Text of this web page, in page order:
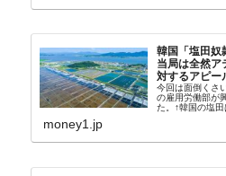
韓国「塩田奴
当局は全然ア
対するアピー
今回は面倒くさ
の雇用労働部が
た。↑韓国の塩田
たといわれます
money1.jp